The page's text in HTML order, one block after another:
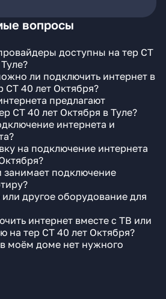
вопросы
доступны на тер СТ
ли подключить интернет в
СТ 40 лет Октября?
предлагают
СТ 40 лет Октября в Туле?
интернета и
на подключение интернета
занимает подключение
другое оборудование для
интернет вместе с ТВ или
на тер СТ 40 лет Октября?
моём доме нет нужного